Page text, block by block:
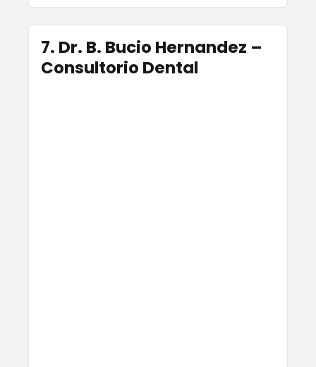
7. Dr. B. Bucio Hernandez –
Consultorio Dental